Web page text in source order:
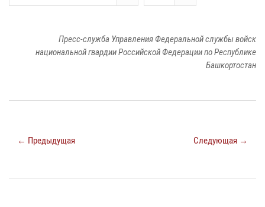
Пресс-служба Управления Федеральной службы войск
национальной гвардии Российской Федерации по Республике
Башкортостан
← Предыдущая Следующая →